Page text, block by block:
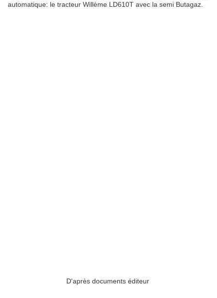
automatique: le tracteur Willème LD610T avec la semi Butagaz.
D'après documents éditeur